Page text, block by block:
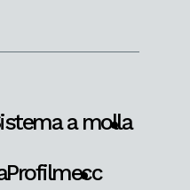
a molla
Profilmecc